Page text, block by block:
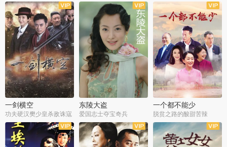
全40集
一剑横空
功夫硬汉樊少皇杀敌诛寇
全33集
东陵大盗
爱国志士夺宝奇兵
全36集
一个都不能少
脱贫之路的酸甜苦辣
全25集
全50集 全23集